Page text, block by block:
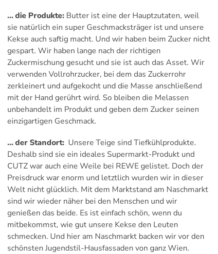
… die Produkte: Butter ist eine der Hauptzutaten, weil
sie natürlich ein super Geschmacksträger ist und unsere
Kekse auch saftig macht. Und wir haben beim Zucker nicht
gespart. Wir haben lange nach der richtigen
Zuckermischung gesucht und sie ist auch das Asset. Wir
verwenden Vollrohrzucker, bei dem das Zuckerrohr
zerkleinert und aufgekocht und die Masse anschließend
mit der Hand gerührt wird. So bleiben die Melassen
unbehandelt im Produkt und geben dem Zucker seinen
einzigartigen Geschmack.
… der Standort: Unsere Teige sind Tiefkühlprodukte.
Deshalb sind sie ein ideales Supermarkt-Produkt und
CUTZ war auch eine Weile bei REWE gelistet. Doch der
Preisdruck war enorm und letztlich wurden wir in dieser
Welt nicht glücklich. Mit dem Marktstand am Naschmarkt
sind wir wieder näher bei den Menschen und wir
genießen das beide. Es ist einfach schön, wenn du
mitbekommst, wie gut unsere Kekse den Leuten
schmecken. Und hier am Naschmarkt backen wir vor den
schönsten Jugendstil-Hausfassaden von ganz Wien.